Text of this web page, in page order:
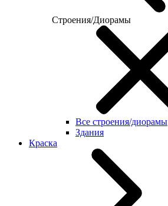
Строения/Диорамы
Все строения/диорамы
Здания
Краска